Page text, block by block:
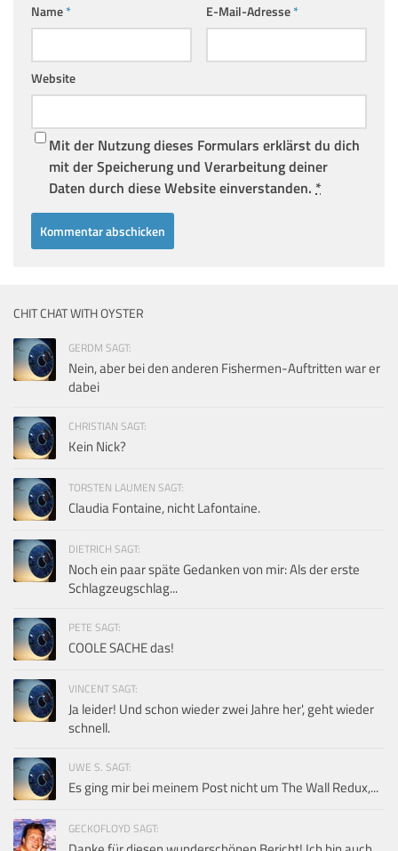
Name* E-Mail-Adresse*
Website
Mit der Nutzung dieses Formulars erklärst du dich
mit der Speicherung und Verarbeitung deiner
Daten durch diese Website einverstanden. *
CHIT CHAT WITH OYSTER
GERDM SAGT:
Nein, aber bei den anderen Fishermen-Auftritten war er
dabei
CHRISTIAN SAGT:
Kein Nick?
TORSTEN LAUMEN SAGT:
Claudia Fontaine, nicht Lafontaine.
DIETRICH SAGT:
Noch ein paar späte Gedanken von mir: Als der erste
Schlagzeugschlag...
PETE SAGT:
COOLE SACHE das!
VINCENT SAGT:
Ja leider! Und schon wieder zwei Jahre her', geht wieder
schnell.
UWE S. SAGT:
Es ging mir bei meinem Post nicht um The Wall Redux,...
GECKOFLOYD SAGT: